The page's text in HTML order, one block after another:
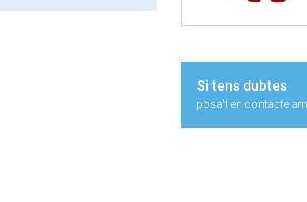
Si tens dubtes
posa't en contacte